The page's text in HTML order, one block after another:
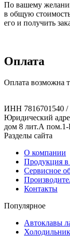
По вашему
в общую стоимость
его и получить
Оплата
Оплата возможна
ИНН 7816701540 /
Юридический
дом 8 лит.А
Разделы сайта
О компании
Продукция
Сервисное
Контакты
Популярное
Автоклавы